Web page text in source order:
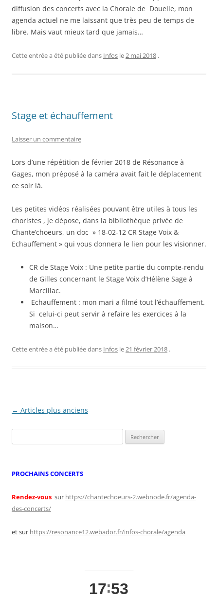
diffusion des concerts avec la Chorale de Douelle, mon
agenda actuel ne me laissant que très peu de temps de
libre. Mais vaut mieux tard que jamais…
Cette entrée a été publiée dans Infos le2 mai 2018 .
Stage et échauffement
Laisser un commentaire
Lors d’une répétition de février 2018 de Résonance à
Gages, mon préposé à la caméra avait fait le déplacement
ce soir là.
Les petites vidéos réalisées pouvant être utiles à tous les
choristes , je dépose, dans la bibliothèque privée de
Chante’choeurs, un doc » 18-02-12 CR Stage Voix &
Echauffement » qui vous donnera le lien pour les visionner.
CR de Stage Voix : Une petite partie du compte-rendu
de Gilles concernant le Stage Voix d’Hélène Sage à
Marcillac.
Echauffement : mon mari a filmé tout l’échauffement.
Si celui-ci peut servir à refaire les exercices à la
maison…
Cette entrée a été publiée dans Infos le21 février 2018 .
Navigation
← Articles plus anciens
PROCHAINS CONCERTS
Rendez-vous sur https://chantechoeurs-2.webnode.fr/agenda-
des-concerts/
et sur https://resonance12.webador.fr/infos-chorale/agenda
17 53